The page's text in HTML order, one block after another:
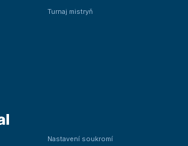
Turnaj mistryň
Nastavení soukromí